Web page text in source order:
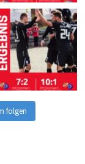
folgen